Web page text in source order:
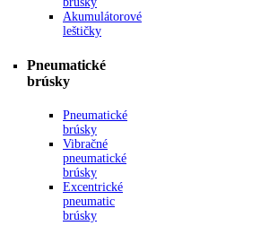
Akumulátorové
leštičky
Pneumatické
brúsky
Pneumatické
brúsky
Vibračné
pneumatické
brúsky
Excentrické
pneumatic
brúsky